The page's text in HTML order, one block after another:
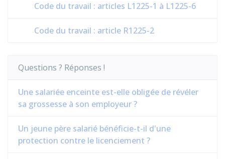
Code du travail : articles L1225-1 à L1225-6
Code du travail : article R1225-2
Questions ? Réponses !
Une salariée enceinte est-elle obligée de révéler
sa grossesse à son employeur ?
Un jeune père salarié bénéficie-t-il d'une
protection contre le licenciement ?